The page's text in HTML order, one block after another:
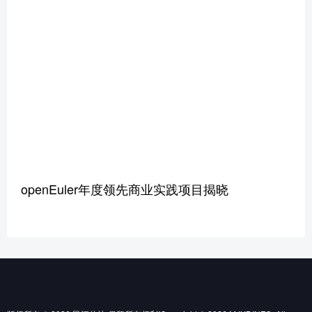
openEuler年度领先商业实践项目揭晓